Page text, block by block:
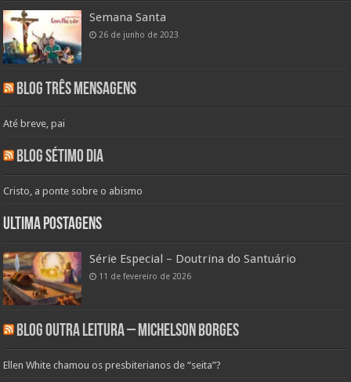
Semana Santa
26 de junho de 2023
Blog Três Mensagens
Até breve, pai
Blog Sétimo Dia
Cristo, a ponte sobre o abismo
Ultima Postagens
Série Especial – Doutrina do Santuário
11 de fevereiro de 2026
Blog Outra Leitura – Michelson Borges
Ellen White chamou os presbiterianos de “seita”?